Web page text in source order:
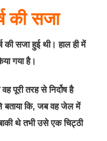
की सजा
की सजा हुई थी। हाल ही में
गया है।
पूरी तरह से निर्दोष है
कि, जब वह जेल में
थे तभी उसे एक चिट्ठी